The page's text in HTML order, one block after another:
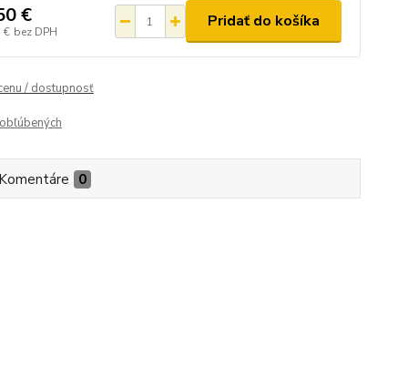
€
€ bez DPH
Pridať do košíka
/ dostupnosť
Komentáre 0